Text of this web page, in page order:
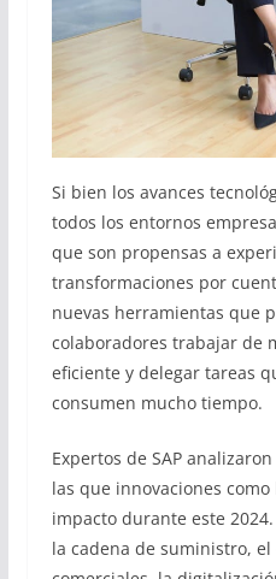
Si bien los avances
todos los entornos
que son propensas a
transformaciones por
nuevas herramientas que
colaboradores trabajar de
eficiente y delegar tareas
consumen mucho tiempo.
Expertos de SAP
las que innovaciones
impacto durante este
la cadena de suministro,